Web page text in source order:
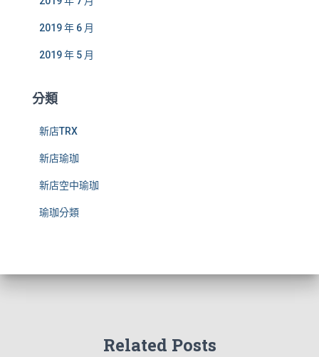
2019 年 6 月
2019 年 5 月
分類
新店TRX
新店瑜珈
新店空中瑜珈
瑜珈分類
Related Posts